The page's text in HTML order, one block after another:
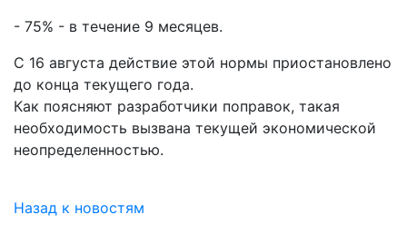
- 75% - в течение 9 месяцев.
С 16 августа действие этой нормы приостановлено
до конца текущего года.
Как поясняют разработчики поправок, такая
необходимость вызвана текущей экономической
неопределенностью.
Назад к новостям